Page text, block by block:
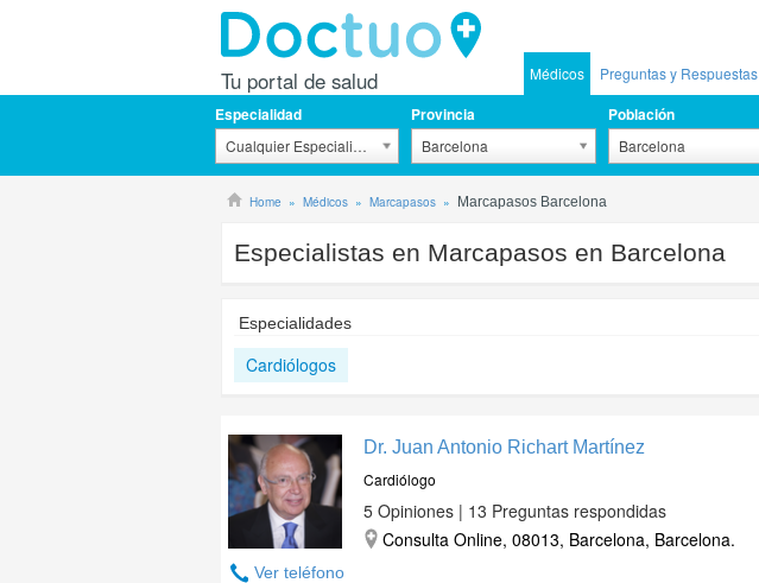
Tu portal de salud Médicos Preguntas y Respuestas
Especialidad
Cualquier Especialidad
Provincia
Barcelona
Población
Barcelona
Home Médicos Marcapasos Marcapasos Barcelona
Especialistas en Marcapasos en Barcelona
Especialidades
Cardiólogos
Ver teléfono
Dr. Juan Antonio Richart Martínez
Cardiólogo
5 Opiniones | 13 Preguntas respondidas
Consulta Online, 08013, Barcelona, Barcelona.